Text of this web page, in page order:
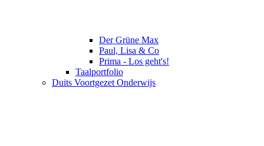
Der Grüne Max
Paul, Lisa & Co
Prima - Los geht's!
Taalportfolio
Duits Voortgezet Onderwijs